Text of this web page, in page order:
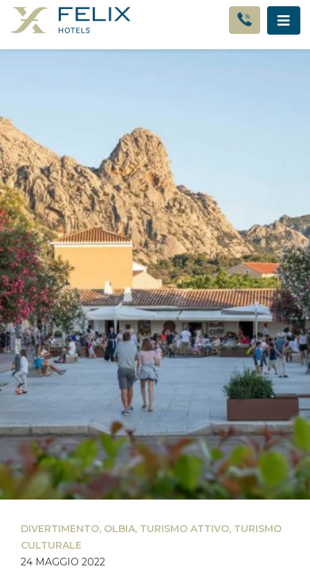
DIVERTIMENTO, OLBIA, TURISMO ATTIVO, TURISMO
CULTURALE
24 MAGGIO 2022